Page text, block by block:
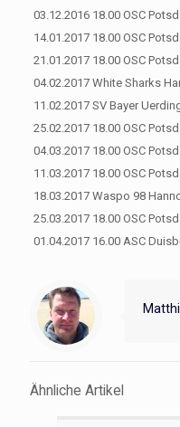
03.12.2016 18.00 OSC
14.01.2017 18.00 OSC
21.01.2017 18.00 OSC
04.02.2017 White Sharks
11.02.2017 SV Bayer
25.02.2017 18.00 OSC
04.03.2017 18.00 OSC
11.03.2017 18.00 OSC
18.03.2017 Waspo 98
25.03.2017 18.00 OSC
01.04.2017 16.00 ASC
Ähnliche Artikel